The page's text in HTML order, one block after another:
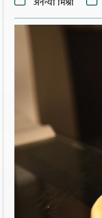
अनन्या मिश्रा